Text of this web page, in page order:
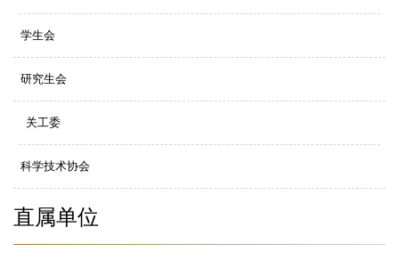
学生会
研究生会
关工委
科学技术协会
直属单位